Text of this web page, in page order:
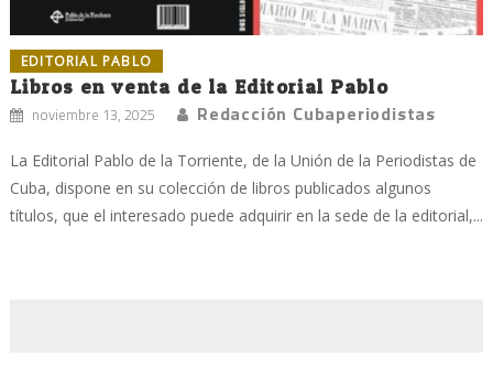
EDITORIAL PABLO
Libros en venta de la Editorial Pablo
noviembre 13, 2025 Redacción Cubaperiodistas
La Editorial Pablo de la Torriente, de la Unión de la Periodistas de
Cuba, dispone en su colección de libros publicados algunos
títulos, que el interesado puede adquirir en la sede de la editorial,...